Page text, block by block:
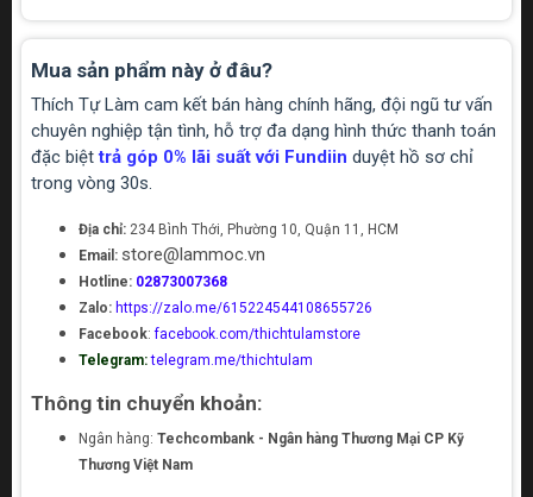
Mua sản phẩm này ở đâu?
Thích Tự Làm cam kết bán hàng chính hãng, đội ngũ tư vấn
chuyên nghiệp tận tình, hỗ trợ đa dạng hình thức thanh toán
đặc biệttrả góp 0% lãi suất với Fundiin duyệt hồ sơ chỉ
trong vòng 30s.
Địa chỉ: 234 Bình Thới, Phường 10, Quận 11, HCM
Email: store@lammoc.vn
Hotline: 02873007368
Zalo: https://zalo.me/615224544108655726
Facebook:facebook.com/thichtulamstore
Telegram: telegram.me/thichtulam
Thông tin chuyển khoản:
Ngân hàng: Techcombank - Ngân hàng Thương Mại CP Kỹ
Thương Việt Nam